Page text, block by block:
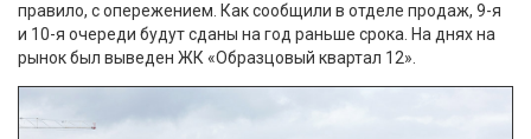
правило, с опережением. Как сообщили в отделе продаж, 9-я
и 10-я очереди будут сданы на год раньше срока. На днях на
рынок был выведен ЖК «Образцовый квартал 12».